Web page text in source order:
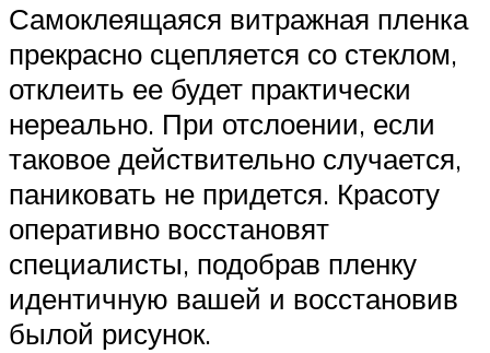
Самоклеящаяся витражная пленка
прекрасно сцепляется со стеклом,
отклеить ее будет практически
нереально. При отслоении, если
таковое действительно случается,
паниковать не придется. Красоту
оперативно восстановят
специалисты, подобрав пленку
идентичную вашей и восстановив
былой рисунок.